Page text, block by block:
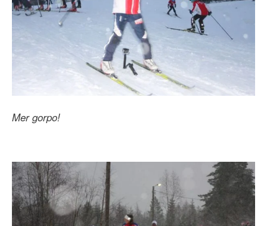
Mer gorpo!